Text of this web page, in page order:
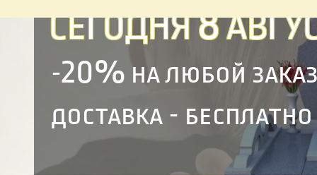
СЕГОДНЯ8
-20% на любой
доставка - бесплатно